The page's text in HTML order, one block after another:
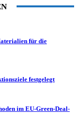
für die
festgelegt
im EU-Green-Deal-